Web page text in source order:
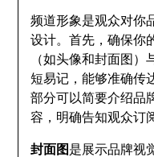
频道形象是观众对你
设计。首先，确保你
（如头像和封面图
短易记，能够准确传
部分可以简要介绍品
容，明确告知观众订
封面图是展示品牌视